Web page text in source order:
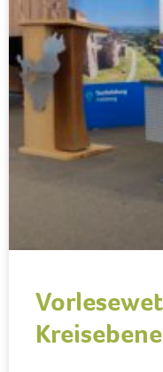
Kreisebene